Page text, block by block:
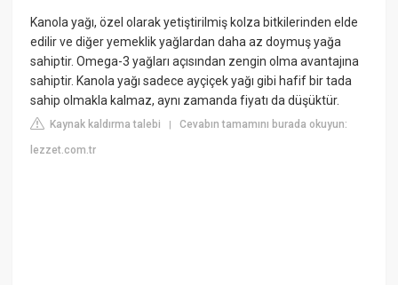
Kanola yağı, özel olarak yetiştirilmiş kolza bitkilerinden elde
edilir ve diğer yemeklik yağlardan daha az doymuş yağa
sahiptir. Omega-3 yağları açısından zengin olma avantajına
sahiptir. Kanola yağı sadece ayçiçek yağı gibi hafif bir tada
sahip olmakla kalmaz, aynı zamanda fiyatı da düşüktür.
Kaynak kaldırma talebi |Cevabın tamamını burada okuyun:
lezzet.com.tr